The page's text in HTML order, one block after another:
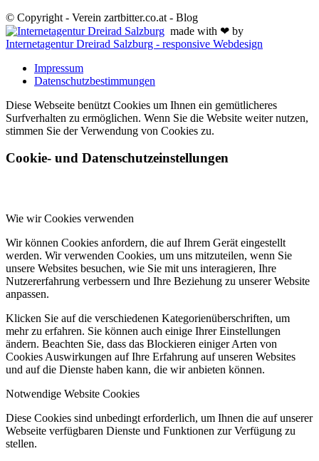
© Copyright - Verein zartbitter.co.at - Blog
made with ❤ by
Internetagentur Dreirad Salzburg - responsive Webdesign
Impressum
Datenschutzbestimmungen
Diese Webseite benützt Cookies um Ihnen ein gemütlicheres
Surfverhalten zu ermöglichen. Wenn Sie die Website weiter nutzen,
stimmen Sie der Verwendung von Cookies zu.
Cookie- und Datenschutzeinstellungen
Wie wir Cookies verwenden
Wir können Cookies anfordern, die auf Ihrem Gerät eingestellt
werden. Wir verwenden Cookies, um uns mitzuteilen, wenn Sie
unsere Websites besuchen, wie Sie mit uns interagieren, Ihre
Nutzererfahrung verbessern und Ihre Beziehung zu unserer Website
anpassen.
Klicken Sie auf die verschiedenen Kategorienüberschriften, um
mehr zu erfahren. Sie können auch einige Ihrer Einstellungen
ändern. Beachten Sie, dass das Blockieren einiger Arten von
Cookies Auswirkungen auf Ihre Erfahrung auf unseren Websites
und auf die Dienste haben kann, die wir anbieten können.
Notwendige Website Cookies
Diese Cookies sind unbedingt erforderlich, um Ihnen die auf unserer
Webseite verfügbaren Dienste und Funktionen zur Verfügung zu
stellen.